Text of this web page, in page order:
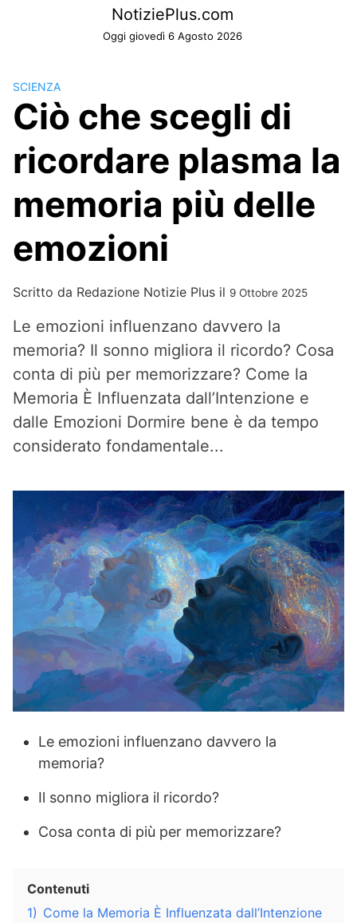
NotiziePlus.com
Oggi giovedì 6 Agosto 2026
SCIENZA
Ciò che scegli di
ricordare plasma la
memoria più delle
emozioni
Scritto da Redazione Notizie Plus il 9 Ottobre 2025
Le emozioni influenzano davvero la
memoria? Il sonno migliora il ricordo? Cosa
conta di più per memorizzare? Come la
Memoria È Influenzata dall’Intenzione e
dalle Emozioni Dormire bene è da tempo
considerato fondamentale...
Le emozioni influenzano davvero la
memoria?
Il sonno migliora il ricordo?
Cosa conta di più per memorizzare?
Contenuti
1) Come la Memoria È Influenzata dall’Intenzione